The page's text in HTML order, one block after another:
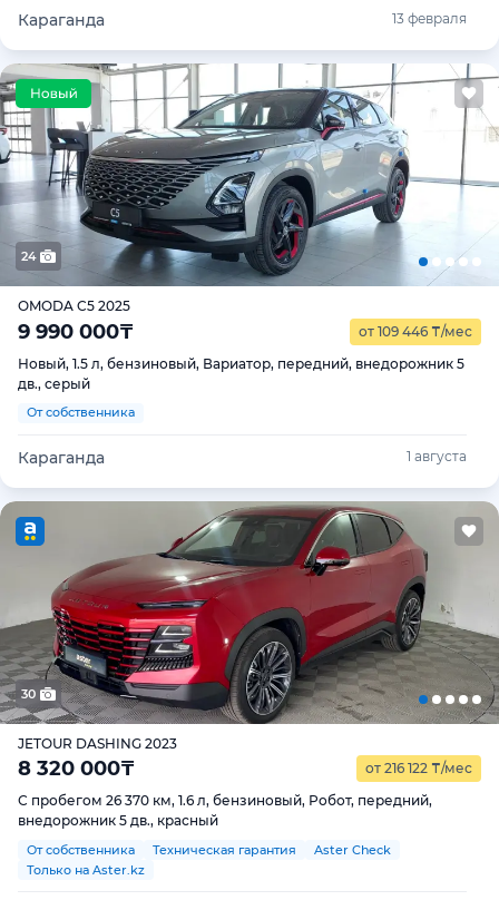
Караганда 13 февраля
24
OMODA C5 2025
9 990 000₸ от 109 446 ₸/мес
Новый, 1.5 л, бензиновый, Вариатор, передний, внедорожник 5
дв., серый
От собственника
Караганда 1 августа
30
JETOUR DASHING 2023
8 320 000₸ от 216 122 ₸/мес
С пробегом 26 370 км, 1.6 л, бензиновый, Робот, передний,
внедорожник 5 дв., красный
От собственника Техническая гарантия
Aster Check
Только на Aster.kz